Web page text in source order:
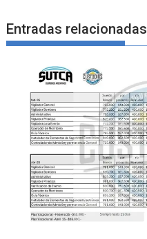
Entradas relacionadas